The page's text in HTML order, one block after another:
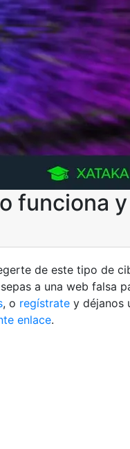
funciona
de este tipo de
a una web falsa
, o regístrate y déjanos
enlace.